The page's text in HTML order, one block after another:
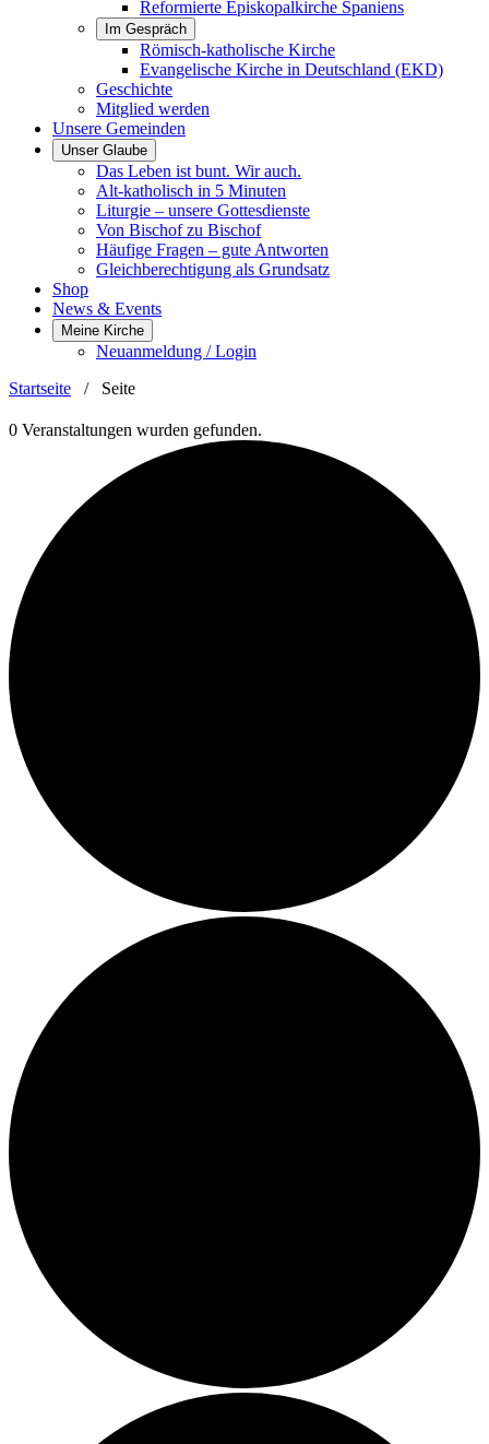
Reformierte Episkopalkirche Spaniens
Im Gespräch
Römisch-katholische Kirche
Evangelische Kirche in Deutschland (EKD)
Geschichte
Mitglied werden
Unsere Gemeinden
Unser Glaube
Das Leben ist bunt. Wir auch.
Alt-katholisch in 5 Minuten
Liturgie – unsere Gottesdienste
Von Bischof zu Bischof
Häufige Fragen – gute Antworten
Gleichberechtigung als Grundsatz
Shop
News & Events
Meine Kirche
Neuanmeldung / Login
Startseite / Seite
0 Veranstaltungen wurden gefunden.